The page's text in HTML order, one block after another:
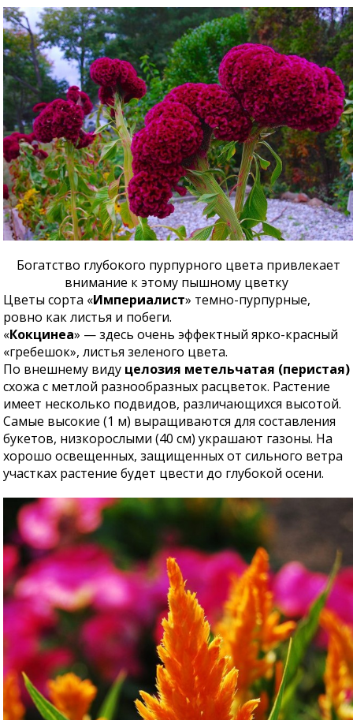
Богатство глубокого пурпурного цвета привлекает
внимание к этому пышному цветку
Цветы сорта «Империалист» темно-пурпурные,
ровно как листья и побеги.
«Кокцинеа» — здесь очень эффектный ярко-красный
«гребешок», листья зеленого цвета.
По внешнему виду целозия метельчатая (перистая)
схожа с метлой разнообразных расцветок. Растение
имеет несколько подвидов, различающихся высотой.
Самые высокие (1 м) выращиваются для составления
букетов, низкорослыми (40 см) украшают газоны. На
хорошо освещенных, защищенных от сильного ветра
участках растение будет цвести до глубокой осени.